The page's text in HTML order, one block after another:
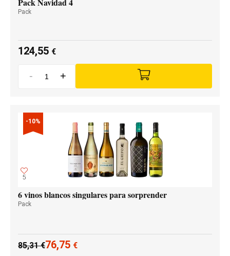
Pack
124,55 €
- +
-10%
5
6 vinos blancos singulares para sorprender
Pack
85,31€76,75 €